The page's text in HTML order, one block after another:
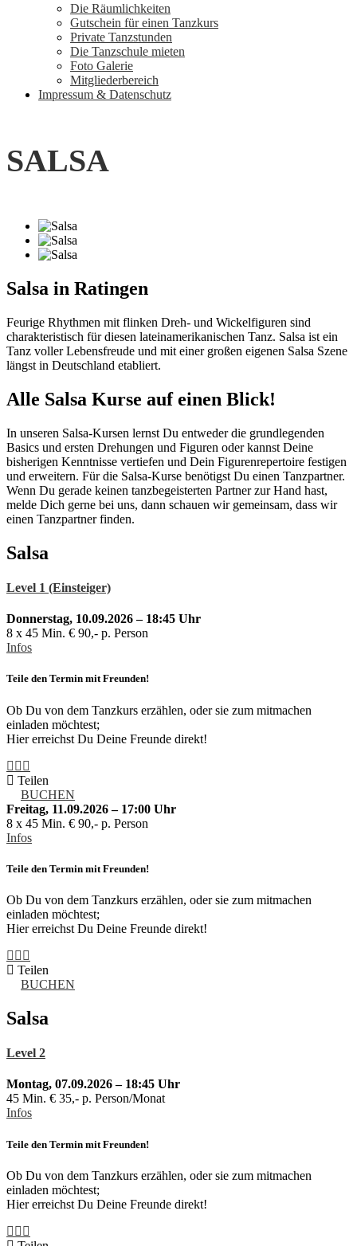
Die Räumlichkeiten
Gutschein für einen Tanzkurs
Private Tanzstunden
Die Tanzschule mieten
Foto Galerie
Mitgliederbereich
Impressum & Datenschutz
SALSA
Salsa in Ratingen
Feurige Rhythmen mit flinken Dreh- und Wickelfiguren sind
charakteristisch für diesen lateinamerikanischen Tanz. Salsa ist ein
Tanz voller Lebensfreude und mit einer großen eigenen Salsa Szene
längst in Deutschland etabliert.
Alle Salsa Kurse auf einen Blick!
In unseren Salsa-Kursen lernst Du entweder die grundlegenden
Basics und ersten Drehungen und Figuren oder kannst Deine
bisherigen Kenntnisse vertiefen und Dein Figurenrepertoire festigen
und erweitern. Für die Salsa-Kurse benötigst Du einen Tanzpartner.
Wenn Du gerade keinen tanzbegeisterten Partner zur Hand hast,
melde Dich gerne bei uns, dann schauen wir gemeinsam, dass wir
einen Tanzpartner finden.
Salsa
Level 1 (Einsteiger)
Donnerstag, 10.09.2026 – 18:45 Uhr
8 x 45 Min. € 90,- p. Person
Infos
Teile den Termin mit Freunden!
Ob Du von dem Tanzkurs erzählen, oder sie zum mitmachen
einladen möchtest;
Hier erreichst Du Deine Freunde direkt!
Teilen
BUCHEN
Freitag, 11.09.2026 – 17:00 Uhr
8 x 45 Min. € 90,- p. Person
Infos
Teile den Termin mit Freunden!
Ob Du von dem Tanzkurs erzählen, oder sie zum mitmachen
einladen möchtest;
Hier erreichst Du Deine Freunde direkt!
Teilen
BUCHEN
Salsa
Level 2
Montag, 07.09.2026 – 18:45 Uhr
45 Min. € 35,- p. Person/Monat
Infos
Teile den Termin mit Freunden!
Ob Du von dem Tanzkurs erzählen, oder sie zum mitmachen
einladen möchtest;
Hier erreichst Du Deine Freunde direkt!